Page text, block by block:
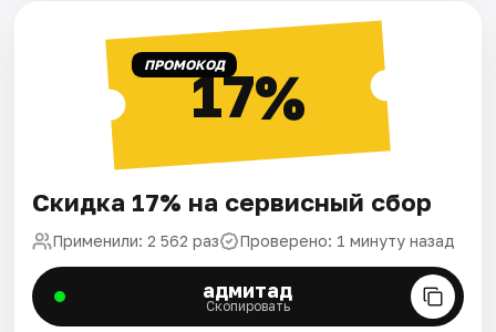
ПРОМОКОД17%
Скидка 17% на сервисный сбор
Применили: 2 562 раз Проверено: 1 минуту назад
адмитад
Скопировать